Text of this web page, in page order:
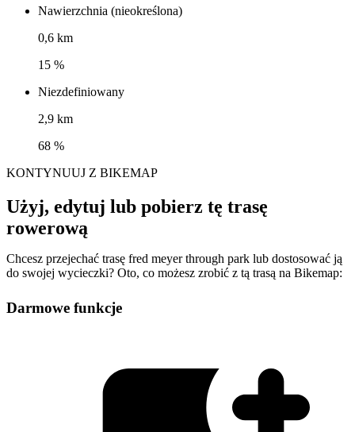
Nawierzchnia (nieokreślona)
0,6 km
15 %
Niezdefiniowany
2,9 km
68 %
KONTYNUUJ Z BIKEMAP
Użyj, edytuj lub pobierz tę trasę
rowerową
Chcesz przejechać trasę fred meyer through park lub dostosować ją
do swojej wycieczki? Oto, co możesz zrobić z tą trasą na Bikemap:
Darmowe funkcje